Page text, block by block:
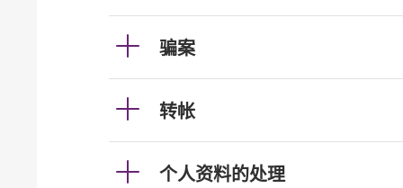
骗案
转帐
个人资料的处理